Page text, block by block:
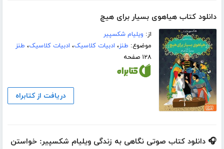
دانلود کتاب هیاهوی بسیار برای هیچ
از: ویلیام شکسپیر
موضوع: طنز، ادبیات کلاسیک، ادبیات کلاسیک، طنز
۱۲۸ صفحه
دریافت از کتابراه
🎧 دانلود کتاب صوتی نگاهی به زندگی ویلیام شکسپیر: خواستن